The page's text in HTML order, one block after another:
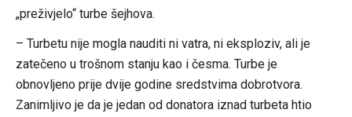
„preživjelo“ turbe šejhova.
– Turbetu nije mogla nauditi ni vatra, ni eksploziv, ali je
zatečeno u trošnom stanju kao i česma. Turbe je
obnovljeno prije dvije godine sredstvima dobrotvora.
Zanimljivo je da je jedan od donatora iznad turbeta htio